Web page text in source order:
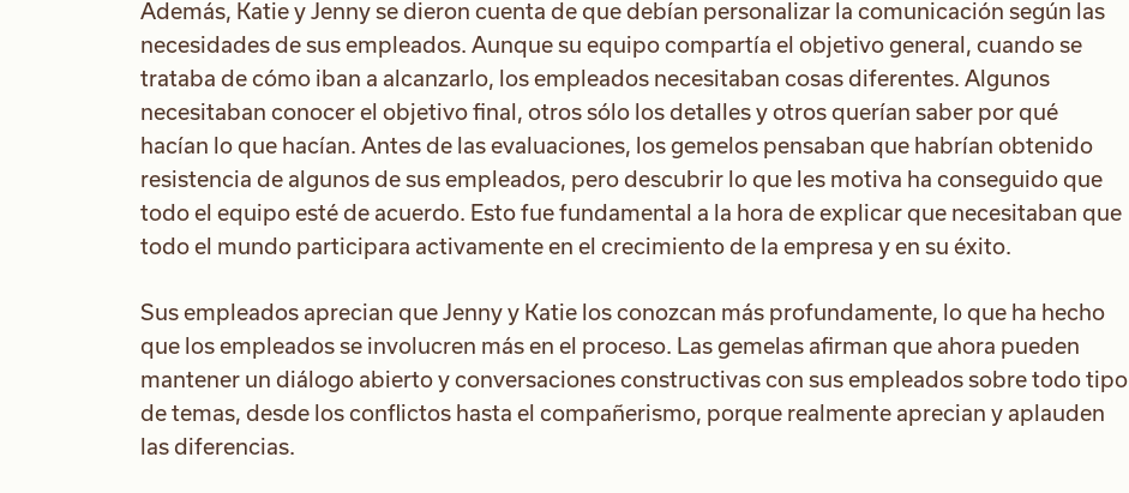
Además, Katie y Jenny se dieron cuenta de que debían personalizar la comunicación según las
necesidades de sus empleados. Aunque su equipo compartía el objetivo general, cuando se
trataba de cómo iban a alcanzarlo, los empleados necesitaban cosas diferentes. Algunos
necesitaban conocer el objetivo final, otros sólo los detalles y otros querían saber por qué
hacían lo que hacían. Antes de las evaluaciones, los gemelos pensaban que habrían obtenido
resistencia de algunos de sus empleados, pero descubrir lo que les motiva ha conseguido que
todo el equipo esté de acuerdo. Esto fue fundamental a la hora de explicar que necesitaban que
todo el mundo participara activamente en el crecimiento de la empresa y en su éxito.
Sus empleados aprecian que Jenny y Katie los conozcan más profundamente, lo que ha hecho
que los empleados se involucren más en el proceso. Las gemelas afirman que ahora pueden
mantener un diálogo abierto y conversaciones constructivas con sus empleados sobre todo tipo
de temas, desde los conflictos hasta el compañerismo, porque realmente aprecian y aplauden
las diferencias.